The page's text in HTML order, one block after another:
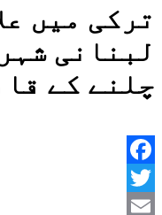
ترکی میں
چلنے کے
Facebook
Twitter